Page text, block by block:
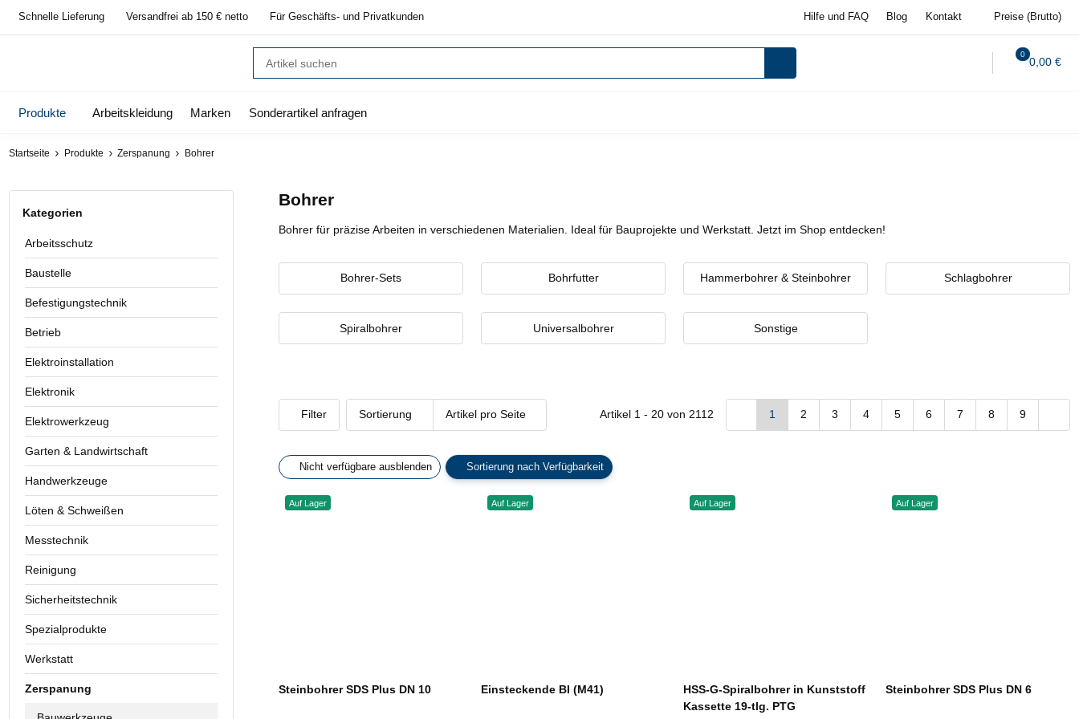
Hilfe und FAQ Blog Kontakt Preise (Brutto)
Schnelle Lieferung Versandfrei ab 150 € netto Für Geschäfts- und Privatkunden
0
0,00 €
Produkte Arbeitskleidung Marken Sonderartikel anfragen
Startseite Produkte Zerspanung Bohrer
Bohrer
Bohrer für präzise Arbeiten in verschiedenen Materialien. Ideal für Bauprojekte und Werkstatt. Jetzt im Shop entdecken!
Bohrer-Sets Bohrfutter Hammerbohrer & Steinbohrer Schlagbohrer
Spiralbohrer Universalbohrer Sonstige
Filter Sortierung Artikel pro Seite Artikel 1 - 20 von 2112 1 2 3 4 5 6 7 8 9
Nicht verfügbare ausblenden Sortierung nach Verfügbarkeit
Auf Lager
Steinbohrer SDS Plus DN 10
Auf Lager
Einsteckende BI (M41)
Auf Lager
HSS-G-Spiralbohrer in Kunststoff
Kassette 19-tlg. PTG
Auf Lager
Steinbohrer SDS Plus DN 6
Kategorien
Arbeitsschutz
Baustelle
Befestigungstechnik
Betrieb
Elektroinstallation
Elektronik
Elektrowerkzeug
Garten & Landwirtschaft
Handwerkzeuge
Löten & Schweißen
Messtechnik
Reinigung
Sicherheitstechnik
Spezialprodukte
Werkstatt
Zerspanung